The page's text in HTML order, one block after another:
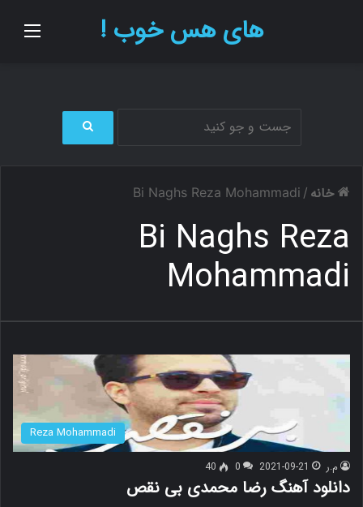
های هس خوب !
ج
خانه /
Bi Naghs Reza Mohammadi
Bi Naghs Reza
Mohammadi
Reza Mohammadi
م.ر 2021-09-21
0
40
دانلود آهنگ رضا محمدی بی نقص